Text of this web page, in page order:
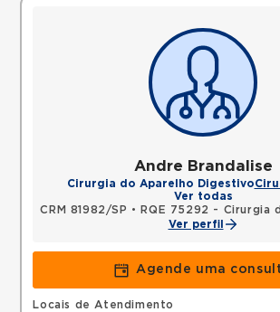
Andre Brandalise
Cirurgia do Aparelho Digestivo
Ver todas
CRM 81982/SP •
RQE 75292 - Cirurgia do
Ver perfil
Agende uma
Locais de Atendimento